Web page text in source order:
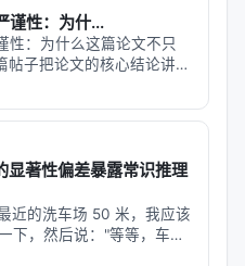
设计
耐旱性和水稻的高产量
——把经验写进"集体
化轨迹总结成紧凑表
谨性：为什...
：为什么这篇论文不只
子把论文的核心结论讲清
重复采样几乎总是赢过自
和统计方法的角度往深里挖
著性偏差暴露常识推理
近的洗车场 50 米，我应该
下，然后说："等等，车怎
吗？" 但如果你把这个问